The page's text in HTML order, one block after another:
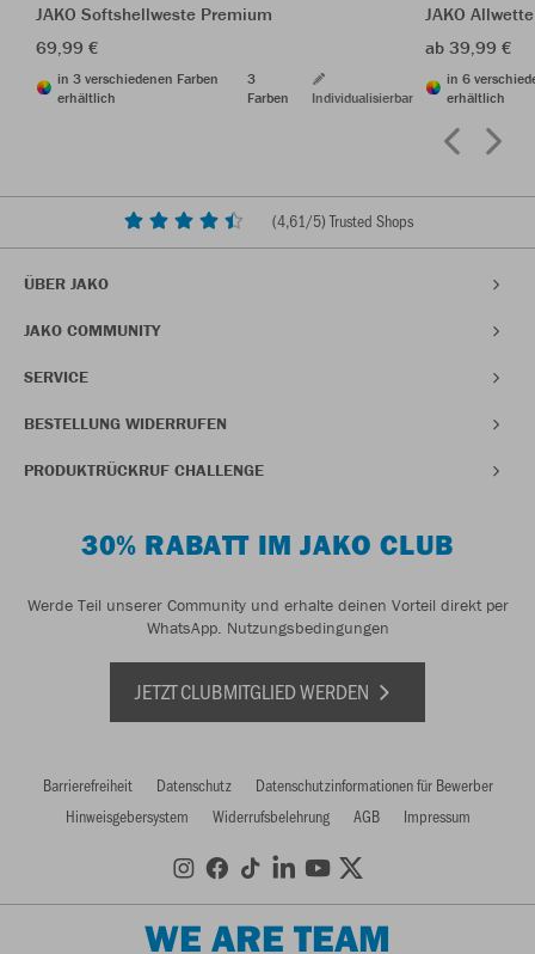
JAKO Softshellweste Premium
69,99 €
in 3 verschiedenen Farben
erhältlich
3
Farben
Individualisierbar
JAKO
ab 39,99 €
in 6
erhältlich
(4,61/5) Trusted Shops
ÜBER JAKO
JAKO COMMUNITY
SERVICE
BESTELLUNG WIDERRUFEN
PRODUKTRÜCKRUF CHALLENGE
30% RABATT IM JAKO CLUB
Werde Teil unserer Community und erhalte deinen Vorteil direkt per
WhatsApp. Nutzungsbedingungen
JETZT CLUBMITGLIED WERDEN
Barrierefreiheit Datenschutz
Datenschutzinformationen für Bewerber
Hinweisgebersystem
Widerrufsbelehrung AGB Impressum
WE ARE TEAM